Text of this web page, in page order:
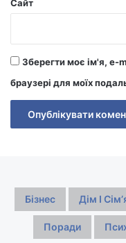
Сайт
Зберегти моє ім'я, e-
браузері для моїх
Бізнес Дім І
Поради